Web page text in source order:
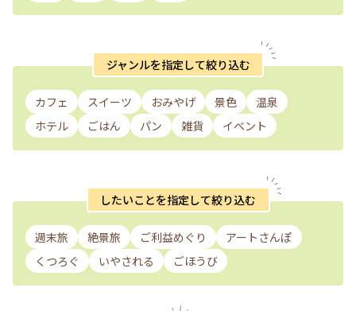
ジャンルを指定して絞り込む
カフェ スイーツ おみやげ 景色
温泉
ホテル
ごはん パン 雑貨 イベント
したいことを指定して絞り込む
週末旅 絶景旅 ご利益めぐり
アートさんぽ
くつろぐ
いやされる ごほうび